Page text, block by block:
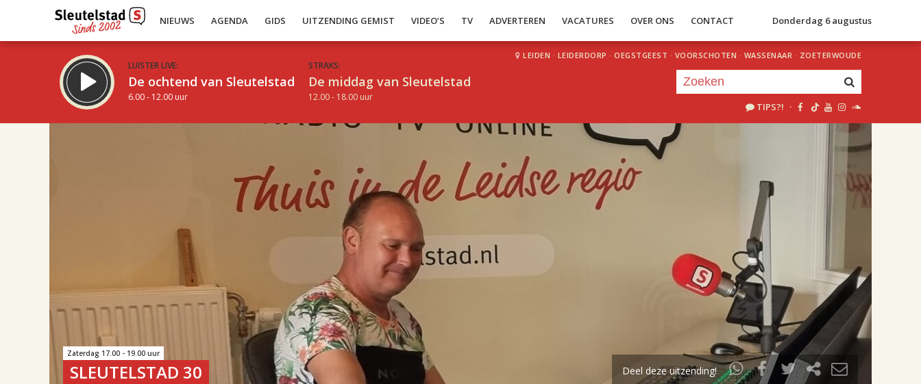
NIEUWS AGENDA GIDS UITZENDING GEMIST VIDEO’S TV ADVERTEREN VACATURES OVER ONS CONTACT Donderdag 6 augustus
LUISTER LIVE:
De ochtend van Sleutelstad
6.00 - 12.00 uur
STRAKS:
De middag van Sleutelstad
12.00 - 18.00 uur
LEIDEN · LEIDERDORP · OEGSTGEEST · VOORSCHOTEN · WASSENAAR · ZOETERWOUDE
TIPS?! ·
uur 1 van 2
Volgend uur
Zaterdag 17.00 - 19.00 uur
SLEUTELSTAD 30 Deel deze uitzending!